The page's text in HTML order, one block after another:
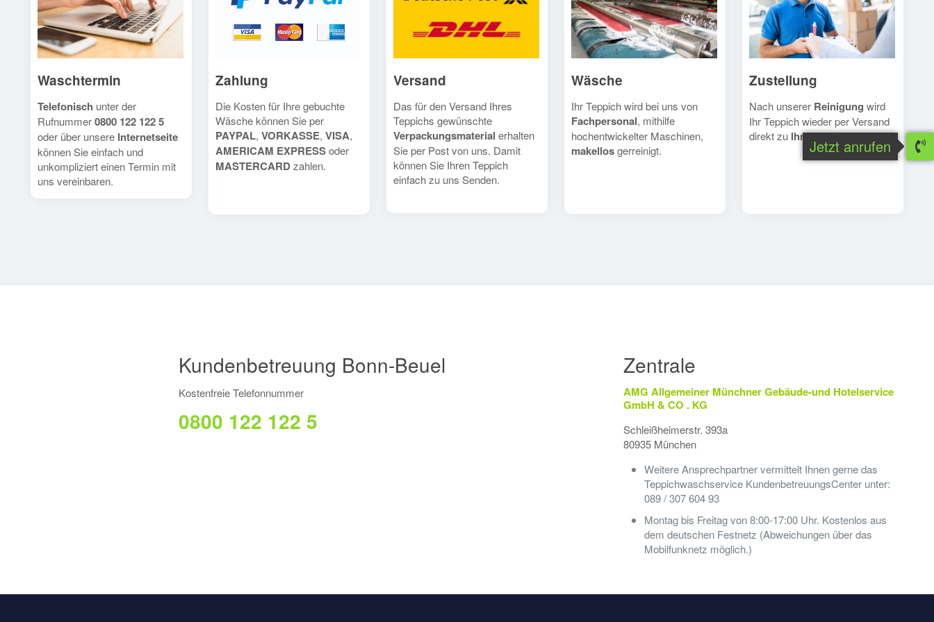
Waschtermin
Telefonisch unter der
Rufnummer0800 122 122 5
oder über unsere Internetseite
können Sie einfach und
unkompliziert einen Termin mit
uns vereinbaren.
Zahlung
Die Kosten für Ihre gebuchte
Wäsche können Sie per
PAYPAL, VORKASSE, VISA,
AMERICAM EXPRESSoder
MASTERCARDzahlen.
Versand
Das für den Versand Ihres
Teppichs gewünschte
Verpackungsmaterial erhalten
Sie per Post von uns. Damit
können Sie Ihren Teppich
einfach zu uns Senden.
Wäsche
Ihr Teppich wird bei uns von
Fachpersonal, mithilfe
hochentwickelter Maschinen,
makellosgerreinigt.
Zustellung
Nach unserer Reinigung wird
Ihr Teppich wieder per Versand
direkt zu Ihnengeschickt.
Kundenbetreuung Bonn-Beuel
Kostenfreie Telefonnummer
0800 122 122 5
Zentrale
AMG Allgemeiner Münchner Gebäude-und Hotelservice
GmbH & CO . KG
Schleißheimerstr. 393a
80935 München
Weitere Ansprechpartner vermittelt Ihnen gerne das
Teppichwaschservice KundenbetreuungsCenter unter:
089 / 307 604 93
Montag bis Freitag von 8:00-17:00 Uhr. Kostenlos aus
dem deutschen Festnetz (Abweichungen über das
Mobilfunknetz möglich.)
Jetzt anrufen